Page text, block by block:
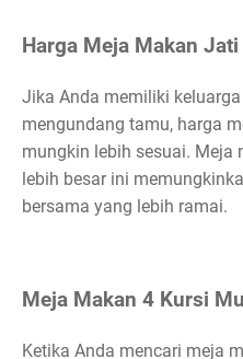
Harga Meja Makan
Jika Anda memiliki
mengundang tamu, harga
mungkin lebih sesuai. Meja
lebih besar ini
bersama yang lebih ramai.
Meja Makan 4 Kursi
Ketika Anda mencari meja